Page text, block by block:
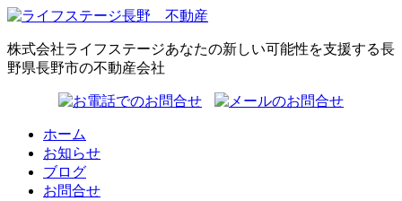
株式会社ライフステージあなたの新しい可能性を支援する長
野県長野市の不動産会社
ホーム
お知らせ
ブログ
お問合せ